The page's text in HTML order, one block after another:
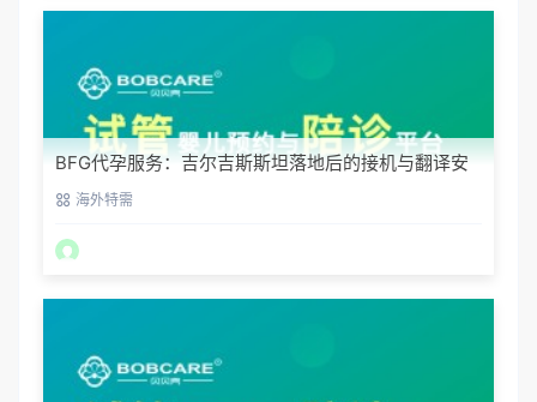
BFG代孕服务：吉尔吉斯斯坦落地后的接机与翻译安
排 海外特需